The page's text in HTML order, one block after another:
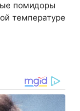
помидоры
температуре